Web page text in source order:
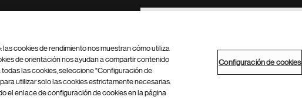
Footer Site Search
Configuración de cookies Mapa del sitio
cookies de rendimiento nos muestran cómo utiliza
de orientación nos ayudan a compartir contenido
las cookies, seleccione "Configuración de
utilizar solo las cookies estrictamente necesarias.
el enlace de configuración de cookies en la página
Configuración de cookies